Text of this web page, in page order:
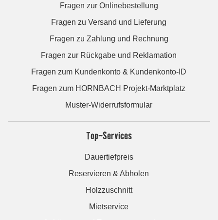
Fragen zur Onlinebestellung
Fragen zu Versand und Lieferung
Fragen zu Zahlung und Rechnung
Fragen zur Rückgabe und Reklamation
Fragen zum Kundenkonto & Kundenkonto-ID
Fragen zum HORNBACH Projekt-Marktplatz
Muster-Widerrufsformular
Top-Services
Dauertiefpreis
Reservieren & Abholen
Holzzuschnitt
Mietservice